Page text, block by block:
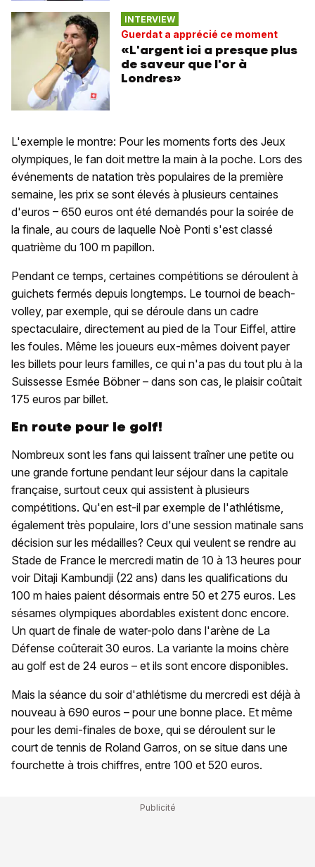
INTERVIEW
Guerdat a apprécié ce moment
«L'argent ici a presque plus
de saveur que l'or à
Londres»
L'exemple le montre: Pour les moments forts des Jeux
olympiques, le fan doit mettre la main à la poche. Lors des
événements de natation très populaires de la première
semaine, les prix se sont élevés à plusieurs centaines
d'euros – 650 euros ont été demandés pour la soirée de
la finale, au cours de laquelle Noè Ponti s'est classé
quatrième du 100 m papillon.
Pendant ce temps, certaines compétitions se déroulent à
guichets fermés depuis longtemps. Le tournoi de beach-
volley, par exemple, qui se déroule dans un cadre
spectaculaire, directement au pied de la Tour Eiffel, attire
les foules. Même les joueurs eux-mêmes doivent payer
les billets pour leurs familles, ce qui n'a pas du tout plu à la
Suissesse Esmée Böbner – dans son cas, le plaisir coûtait
175 euros par billet.
En route pour le golf!
Nombreux sont les fans qui laissent traîner une petite ou
une grande fortune pendant leur séjour dans la capitale
française, surtout ceux qui assistent à plusieurs
compétitions. Qu'en est-il par exemple de l'athlétisme,
également très populaire, lors d'une session matinale sans
décision sur les médailles? Ceux qui veulent se rendre au
Stade de France le mercredi matin de 10 à 13 heures pour
voir Ditaji Kambundji (22 ans) dans les qualifications du
100 m haies paient désormais entre 50 et 275 euros. Les
sésames olympiques abordables existent donc encore.
Un quart de finale de water-polo dans l'arène de La
Défense coûterait 30 euros. La variante la moins chère
au golf est de 24 euros – et ils sont encore disponibles.
Mais la séance du soir d'athlétisme du mercredi est déjà à
nouveau à 690 euros – pour une bonne place. Et même
pour les demi-finales de boxe, qui se déroulent sur le
court de tennis de Roland Garros, on se situe dans une
fourchette à trois chiffres, entre 100 et 520 euros.